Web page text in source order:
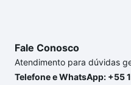
Fale Conosco
Atendimento para dúvidas
Telefone e WhatsApp: +55